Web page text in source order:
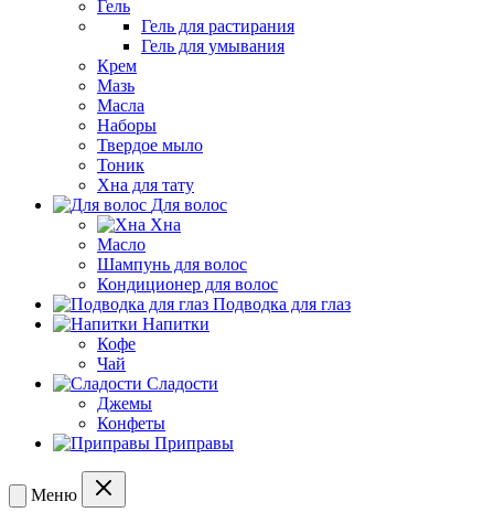
Гель
Гель для растирания
Гель для умывания
Крем
Мазь
Масла
Наборы
Твердое мыло
Тоник
Хна для тату
Для волос
Хна
Масло
Шампунь для волос
Кондиционер для волос
Подводка для глаз
Напитки
Кофе
Чай
Сладости
Джемы
Конфеты
Приправы
Меню